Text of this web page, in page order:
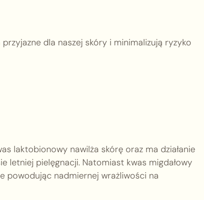
dla naszej skóry i minimalizują ryzyko
laktobionowy nawilża skórę oraz ma działanie
letniej pielęgnacji. Natomiast kwas migdałowy
powodując nadmiernej wrażliwości na